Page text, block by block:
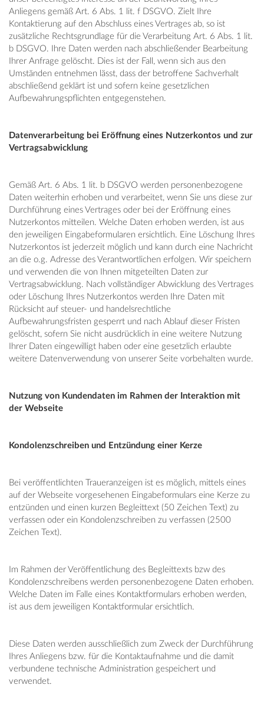
Anliegens gemäß Art. 6 Abs. 1 lit. f DSGVO. Zielt Ihre
Kontaktierung auf den Abschluss eines Vertrages ab, so ist
zusätzliche Rechtsgrundlage für die Verarbeitung Art. 6 Abs. 1 lit.
b DSGVO. Ihre Daten werden nach abschließender Bearbeitung
Ihrer Anfrage gelöscht. Dies ist der Fall, wenn sich aus den
Umständen entnehmen lässt, dass der betroffene Sachverhalt
abschließend geklärt ist und sofern keine gesetzlichen
Aufbewahrungspflichten entgegenstehen.
Datenverarbeitung bei Eröffnung eines Nutzerkontos und zur
Vertragsabwicklung
Gemäß Art. 6 Abs. 1 lit. b DSGVO werden personenbezogene
Daten weiterhin erhoben und verarbeitet, wenn Sie uns diese zur
Durchführung eines Vertrages oder bei der Eröffnung eines
Nutzerkontos mitteilen. Welche Daten erhoben werden, ist aus
den jeweiligen Eingabeformularen ersichtlich. Eine Löschung Ihres
Nutzerkontos ist jederzeit möglich und kann durch eine Nachricht
an die o.g. Adresse des Verantwortlichen erfolgen. Wir speichern
und verwenden die von Ihnen mitgeteilten Daten zur
Vertragsabwicklung. Nach vollständiger Abwicklung des Vertrages
oder Löschung Ihres Nutzerkontos werden Ihre Daten mit
Rücksicht auf steuer- und handelsrechtliche
Aufbewahrungsfristen gesperrt und nach Ablauf dieser Fristen
gelöscht, sofern Sie nicht ausdrücklich in eine weitere Nutzung
Ihrer Daten eingewilligt haben oder eine gesetzlich erlaubte
weitere Datenverwendung von unserer Seite vorbehalten wurde.
Nutzung von Kundendaten im Rahmen der Interaktion mit
der Webseite
Kondolenzschreiben und Entzündung einer Kerze
Bei veröffentlichten Traueranzeigen ist es möglich, mittels eines
auf der Webseite vorgesehenen Eingabeformulars eine Kerze zu
entzünden und einen kurzen Begleittext (50 Zeichen Text) zu
verfassen oder ein Kondolenzschreiben zu verfassen (2500
Zeichen Text).
Im Rahmen der Veröffentlichung des Begleittexts bzw des
Kondolenzschreibens werden personenbezogene Daten erhoben.
Welche Daten im Falle eines Kontaktformulars erhoben werden,
ist aus dem jeweiligen Kontaktformular ersichtlich.
Diese Daten werden ausschließlich zum Zweck der Durchführung
Ihres Anliegens bzw. für die Kontaktaufnahme und die damit
verbundene technische Administration gespeichert und
verwendet.